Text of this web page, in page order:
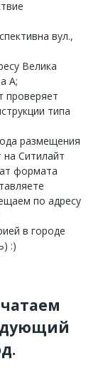
вул.,
Велика
А;
проверяет
типа
размещения
Ситилайт
формата
по адресу
в городе
:)